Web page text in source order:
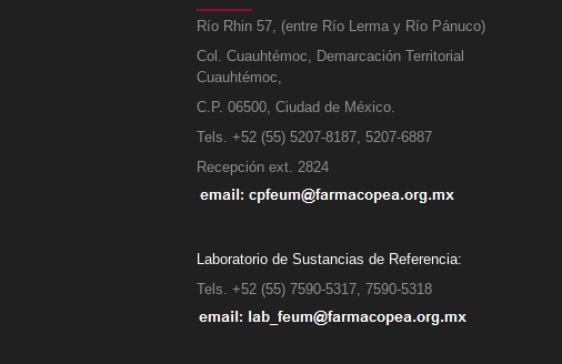
Río Rhin 57, (entre Río Lerma y Río Pánuco)
Col. Cuauhtémoc, Demarcación Territorial
Cuauhtémoc,
C.P. 06500, Ciudad de México.
Tels. +52 (55) 5207-8187, 5207-6887
Recepción ext. 2824
Laboratorio de Sustancias de Referencia:
Tels. +52 (55) 7590-5317, 7590-5318